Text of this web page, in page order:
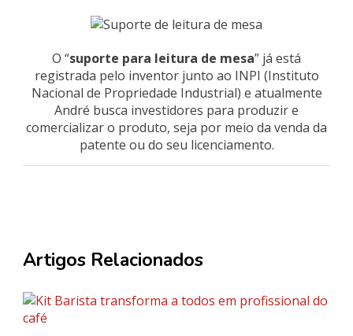
O “suporte para leitura de mesa” já está
registrada pelo inventor junto ao INPI (Instituto
Nacional de Propriedade Industrial) e atualmente
André busca investidores para produzir e
comercializar o produto, seja por meio da venda da
patente ou do seu licenciamento.
Artigos Relacionados